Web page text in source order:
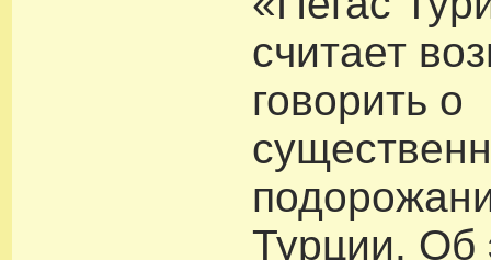
считает
говорить о
Турции. Об